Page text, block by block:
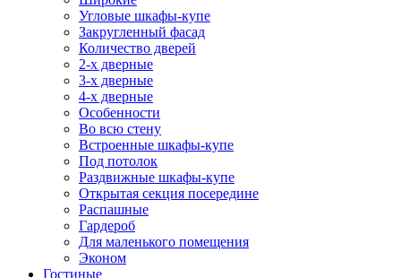
Угловые шкафы-купе
Закругленный фасад
Количество дверей
2-х дверные
3-х дверные
4-х дверные
Особенности
Во всю стену
Встроенные шкафы-купе
Под потолок
Раздвижные шкафы-купе
Открытая секция посередине
Распашные
Гардероб
Для маленького помещения
Эконом
Гостиные